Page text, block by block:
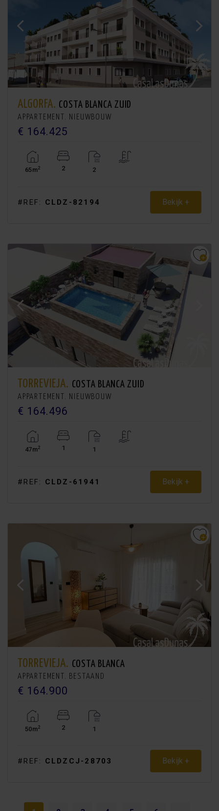
ALGORFA. COSTA BLANCA ZUID
APPARTEMENT. NIEUWBOUW
€ 164.425
65m2 2 2
#REF: CLDZ-82194 Bekijk +
TORREVIEJA. COSTA BLANCA ZUID
APPARTEMENT. NIEUWBOUW
€ 164.496
47m2 1 1
#REF: CLDZ-61941 Bekijk +
TORREVIEJA. COSTA BLANCA
APPARTEMENT. BESTAAND
€ 164.900
50m2 2 1
#REF: CLDZCJ-28703 Bekijk +